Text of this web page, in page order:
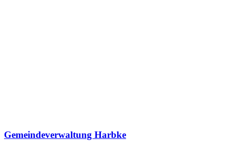
Gemeindeverwaltung Harbke